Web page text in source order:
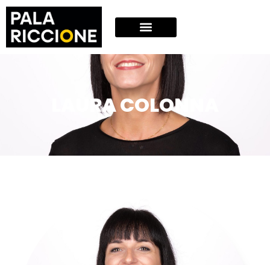
LAURA COLONNA